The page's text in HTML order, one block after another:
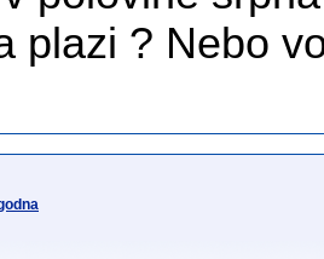
plazi ? Nebo